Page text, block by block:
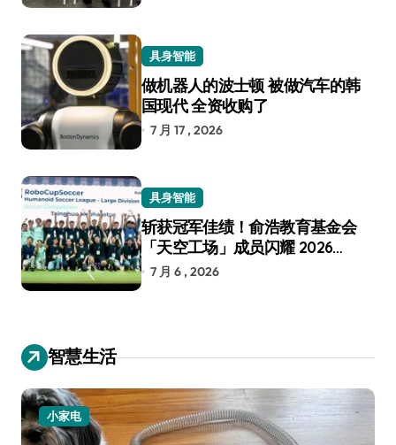
具身智能
做机器人的波士顿 被做汽车的韩
国现代 全资收购了
7 月 17 , 2026
具身智能
斩获冠军佳绩！俞浩教育基金会
「天空工场」成员闪耀 2026
RoboCup 机器人世界杯
7 月 6 , 2026
智慧生活
小家电